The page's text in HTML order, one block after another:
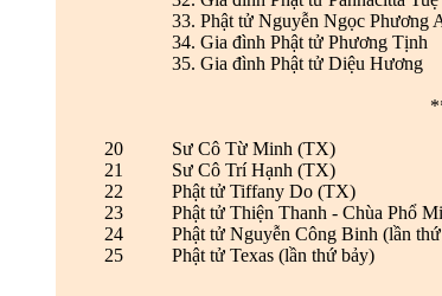
33. Phật tử Nguyễn Ngọc Phương
34. Gia đình Phật tử Phương Tịnh
35. Gia đình Phật tử Diệu Hương
20 Sư Cô Từ Minh (TX)
21
Sư Cô Trí Hạnh (TX)
22
Phật tử Tiffany Do (TX)
23
Phật tử Thiện Thanh - Chùa Phổ
24
Phật tử Nguyễn Công Binh (lần
25
Phật tử Texas (lần thứ bảy)